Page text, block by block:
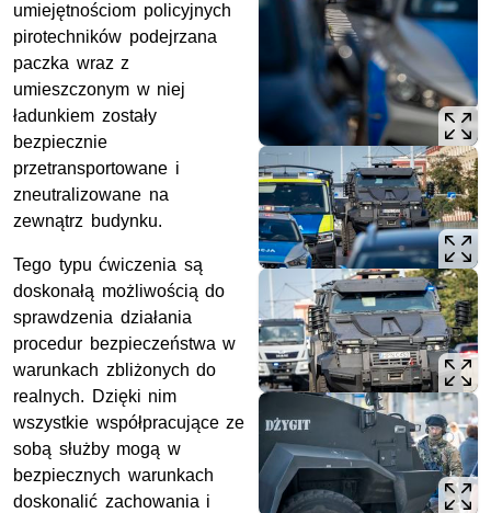
umiejętnościom policyjnych
pirotechników podejrzana
paczka wraz z
umieszczonym w niej
ładunkiem zostały
bezpiecznie
przetransportowane i
zneutralizowane na
zewnątrz budynku.
Tego typu ćwiczenia są
doskonałą możliwością do
sprawdzenia działania
procedur bezpieczeństwa w
warunkach zbliżonych do
realnych. Dzięki nim
wszystkie współpracujące ze
sobą służby mogą w
bezpiecznych warunkach
doskonalić zachowania i